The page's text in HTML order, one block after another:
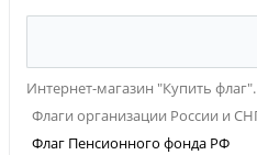
Интернет-магазин "Купить
Флаги организации России и
Флаг Пенсионного фонда РФ